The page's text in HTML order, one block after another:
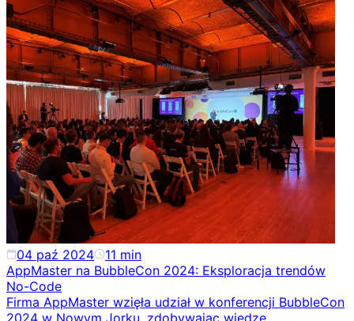
04 paź 2024 11 min
AppMaster na BubbleCon 2024: Eksploracja trendów
No-Code
Firma AppMaster wzięła udział w konferencji BubbleCon